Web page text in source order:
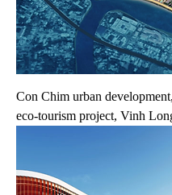
Con Chim urban
eco-tourism project, Vinh